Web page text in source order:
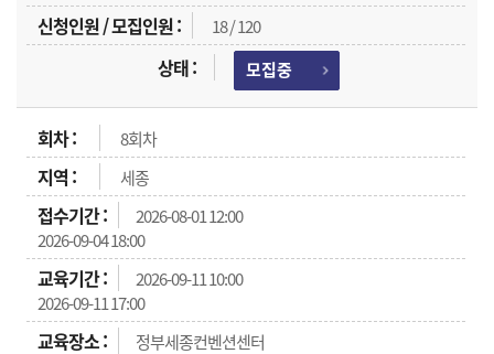
18 / 120
모집중
8회차
세종
2026-08-01 12:00
2026-09-04 18:00
2026-09-11 10:00
2026-09-11 17:00
정부세종컨벤션센터